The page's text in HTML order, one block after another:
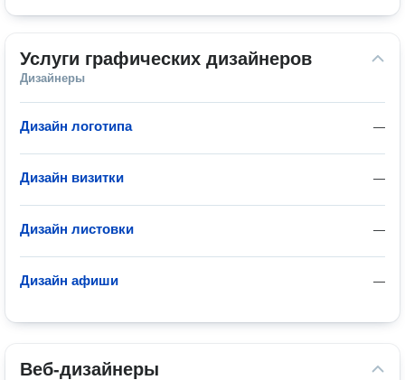
Услуги графических дизайнеров
Дизайнеры
—
Дизайн логотипа
—
Дизайн визитки
—
Дизайн листовки
—
Дизайн афиши
Веб-дизайнеры